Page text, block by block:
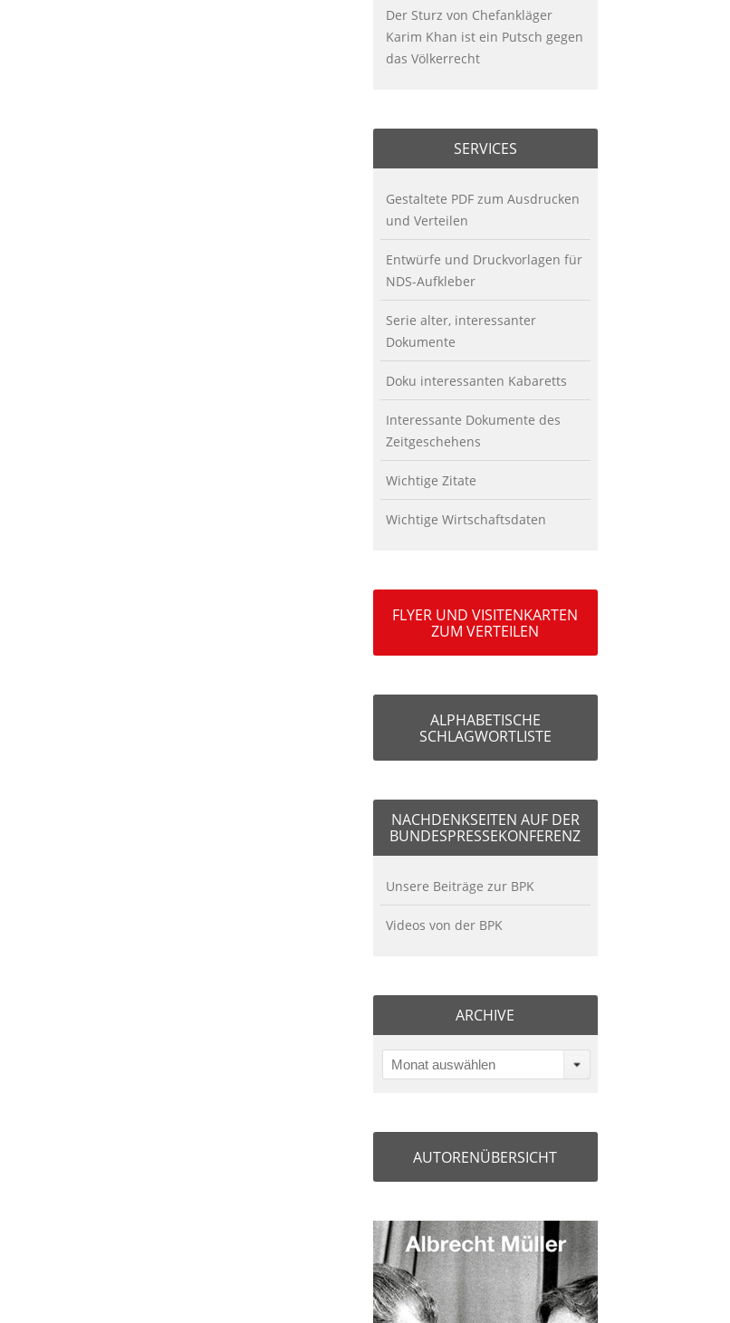
Der Sturz von Chefankläger
Karim Khan ist ein Putsch gegen
das Völkerrecht
SERVICES
Gestaltete PDF zum Ausdrucken
und Verteilen
Entwürfe und Druckvorlagen für
NDS-Aufkleber
Serie alter, interessanter
Dokumente
Doku interessanten Kabaretts
Interessante Dokumente des
Zeitgeschehens
Wichtige Zitate
Wichtige Wirtschaftsdaten
FLYER UND VISITENKARTEN
ZUM VERTEILEN
ALPHABETISCHE
SCHLAGWORTLISTE
NACHDENKSEITEN AUF DER
BUNDESPRESSEKONFERENZ
Unsere Beiträge zur BPK
Videos von der BPK
ARCHIVE
Monat auswählen
AUTORENÜBERSICHT